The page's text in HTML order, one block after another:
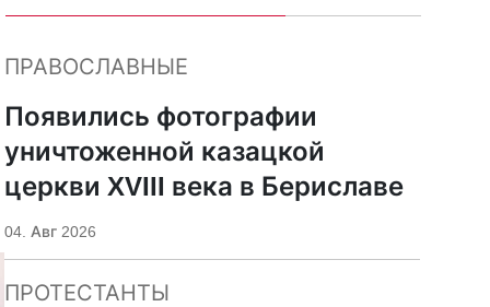
ПРАВОСЛАВНЫЕ
Появились фотографии
уничтоженной казацкой
церкви XVIII века в Бериславе
04. Авг 2026
ПРОТЕСТАНТЫ